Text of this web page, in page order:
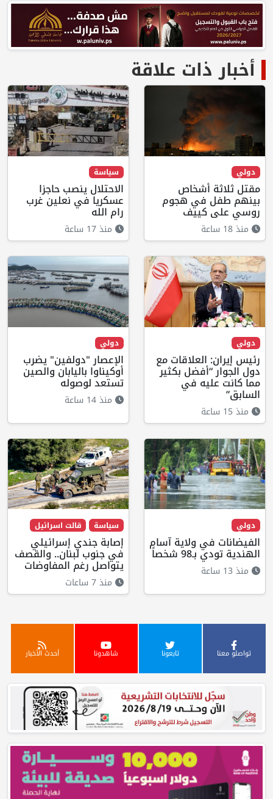
أخبار ذات علاقة
دولي
مقتل ثلاثة أشخاص
بينهم طفل في هجوم
روسي على كييف
منذ 18 ساعة
سياسة
الاحتلال ينصب حاجزا
عسكريا في نعلين غرب
رام الله
منذ 17 ساعة
دولي
رئيس إيران: العلاقات مع
دول الجوار “أفضل بكثير
مما كانت عليه في
السابق”
منذ 15 ساعة
دولي
الإعصار "دولفين" يضرب
أوكيناوا باليابان والصين
تستعد لوصوله
منذ 14 ساعة
دولي
الفيضانات في ولاية آسام
الهندية تودي بـ98 شخصاً
منذ 13 ساعة
سياسة قالت اسرائيل
إصابة جندي إسرائيلي
في جنوب لبنان.. والقصف
يتواصل رغم المفاوضات
منذ 7 ساعات
تواصلو معنا تابعونا شاهدونا أحدث الأخبار